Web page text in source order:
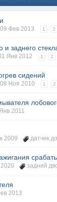
09 Фев 2013 1 2
и заднего
Янв 2012 1 2
сидений
08 Ноя 2010 1 2
2011
2009 датчик
задний
2013